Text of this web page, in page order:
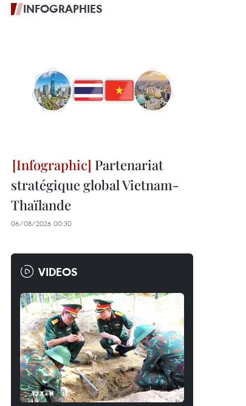
INFOGRAPHIES
Partenariat
stratégique global Vietnam-
Thaïlande
06/08/2026 00:30
VIDEOS